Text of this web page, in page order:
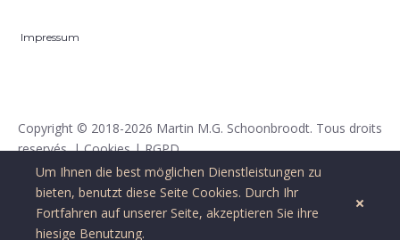
Impressum
Copyright © 2018-2026 Martin M.G. Schoonbroodt. Tous droits
reservés. |Cookies|RGPD
Um Ihnen die best möglichen Dienstleistungen zu
bieten, benutzt diese Seite Cookies. Durch Ihr
Fortfahren auf unserer Seite, akzeptieren Sie ihre
hiesige Benutzung.